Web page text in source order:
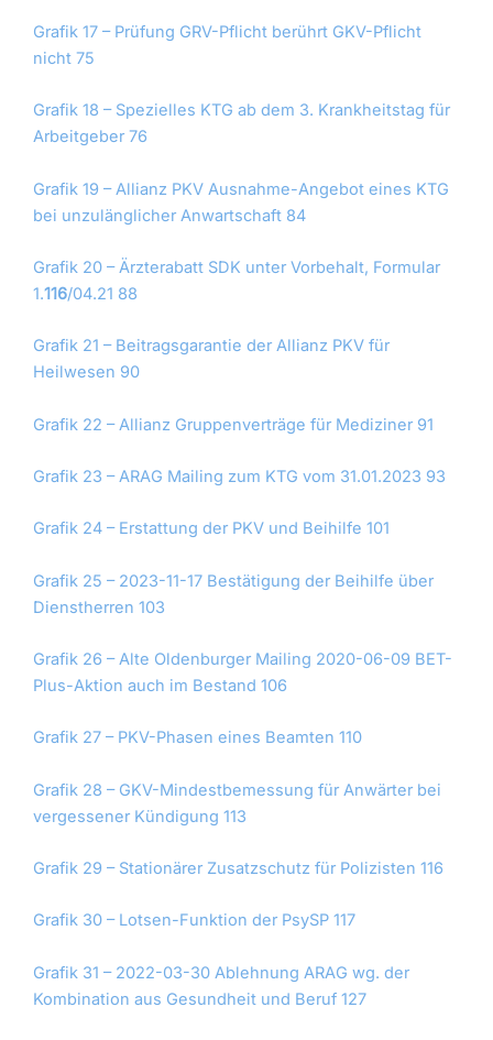
Grafik 17 – Prüfung GRV-Pflicht berührt GKV-Pflicht
nicht 75
Grafik 18 – Spezielles KTG ab dem 3. Krankheitstag für
Arbeitgeber 76
Grafik 19 – Allianz PKV Ausnahme-Angebot eines KTG
bei unzulänglicher Anwartschaft 84
Grafik 20 – Ärzterabatt SDK unter Vorbehalt, Formular
1.116/04.21 88
Grafik 21 – Beitragsgarantie der Allianz PKV für
Heilwesen 90
Grafik 22 – Allianz Gruppenverträge für Mediziner 91
Grafik 23 – ARAG Mailing zum KTG vom 31.01.2023 93
Grafik 24 – Erstattung der PKV und Beihilfe 101
Grafik 25 – 2023-11-17 Bestätigung der Beihilfe über
Dienstherren 103
Grafik 26 – Alte Oldenburger Mailing 2020-06-09 BET-
Plus-Aktion auch im Bestand 106
Grafik 27 – PKV-Phasen eines Beamten 110
Grafik 28 – GKV-Mindestbemessung für Anwärter bei
vergessener Kündigung 113
Grafik 29 – Stationärer Zusatzschutz für Polizisten 116
Grafik 30 – Lotsen-Funktion der PsySP 117
Grafik 31 – 2022-03-30 Ablehnung ARAG wg. der
Kombination aus Gesundheit und Beruf 127